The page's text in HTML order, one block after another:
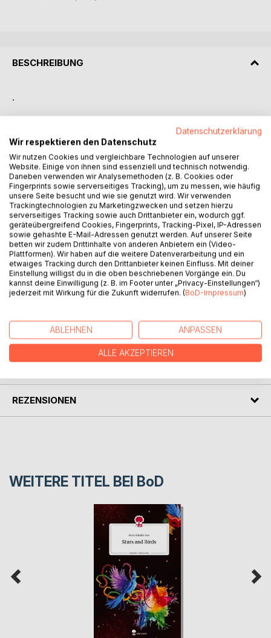
BESCHREIBUNG
.
Fehlern der Vergangenheit lernt,
wird auch die Zukunft fehlerhaft sein.
Wer wird dann noch bereit sein,
für seine Träume und Ziele einzustehen?»
Mercy hat sich bereits mehrfach der autoritären
Regierung ihres Landes widersetzt, um ihrem Traum
von einer Zukunft in Freiheit näherzukommen.
Bisher blieb es jedoch nur Wunschdenken.
Als sie dann aber dem Rebell Jamie begegnet,
bietet sich ihr plötzlich eine neue Gelegenheit,
um dem Martyrium aus Hass und Unterdrückung
zu entkommen. Und sie macht sich bereit,
wie ein Schmetterling davonzufliegen.
AUTOR/IN
REZENSIONEN
WEITERE TITEL BEI BoD
Datenschutzerklärung
Wir respektieren den Datenschutz
Wir nutzen Cookies und vergleichbare Technologien auf unserer
Website. Einige von ihnen sind essenziell und technisch notwendig.
Daneben verwenden wir Analysemethoden (z. B. Cookies oder
Fingerprints sowie serverseitiges Tracking), um zu messen, wie häufig
unsere Seite besucht und wie sie genutzt wird. Wir verwenden
Trackingtechnologien zu Marketingzwecken und setzen hierzu
serverseitiges Tracking sowie auch Drittanbieter ein, wodurch ggf.
geräteübergreifend Cookies, Fingerprints, Tracking-Pixel, IP-Adressen
sowie gehashte E-Mail-Adressen genutzt werden. Auf unserer Seite
betten wir zudem Drittinhalte von anderen Anbietern ein (Video-
Plattformen). Wir haben auf die weitere Datenverarbeitung und ein
etwaiges Tracking durch den Drittanbieter keinen Einfluss. Mit deiner
Einstellung willigst du in die oben beschriebenen Vorgänge ein. Du
kannst deine Einwilligung (z. B. im Footer unter „Privacy-Einstellungen“)
jederzeit mit Wirkung für die Zukunft widerrufen. (BoD-Impressum)
ABLEHNEN ANPASSEN
ALLE AKZEPTIEREN